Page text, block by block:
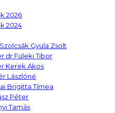
2026
2024
Gyula Zsolt
dr Füleki Tibor
Kerek Ákos
Lászlóné
Brigitta Tímea
Péter
Tamás